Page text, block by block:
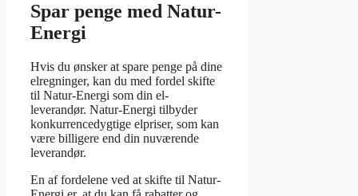
Spar penge med Natur-
Energi
Hvis du ønsker at spare penge på dine
elregninger, kan du med fordel skifte
til Natur-Energi som din el-
leverandør. Natur-Energi tilbyder
konkurrencedygtige elpriser, som kan
være billigere end din nuværende
leverandør.
En af fordelene ved at skifte til Natur-